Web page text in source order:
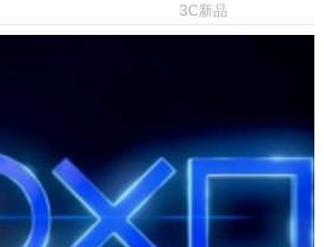
鎖定 AI 應用
3C新品